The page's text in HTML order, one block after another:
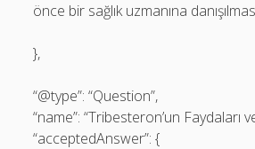
önce bir sağlık uzmanına
},
“@type”: “Question”,
“name”: “Tribesteron’un Faydaları
“acceptedAnswer”: {